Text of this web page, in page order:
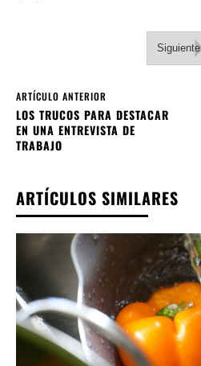
Siguiente
ARTÍCULO ANTERIOR
LOS TRUCOS PARA DESTACAR
EN UNA ENTREVISTA DE
TRABAJO
ARTÍCULOS SIMILARES